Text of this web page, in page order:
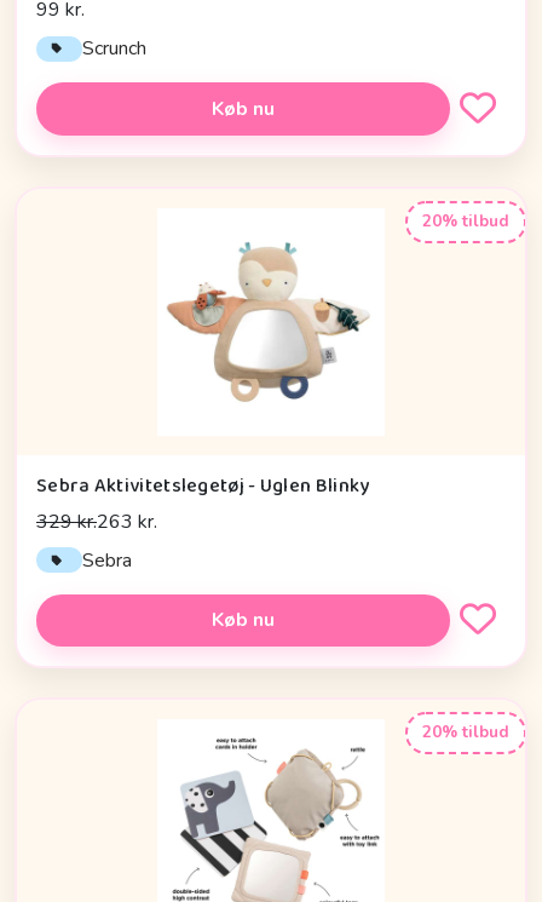
99 kr.
Scrunch
Køb nu
20% tilbud
Sebra Aktivitetslegetøj - Uglen Blinky
329 kr.263 kr.
Sebra
Køb nu
20% tilbud